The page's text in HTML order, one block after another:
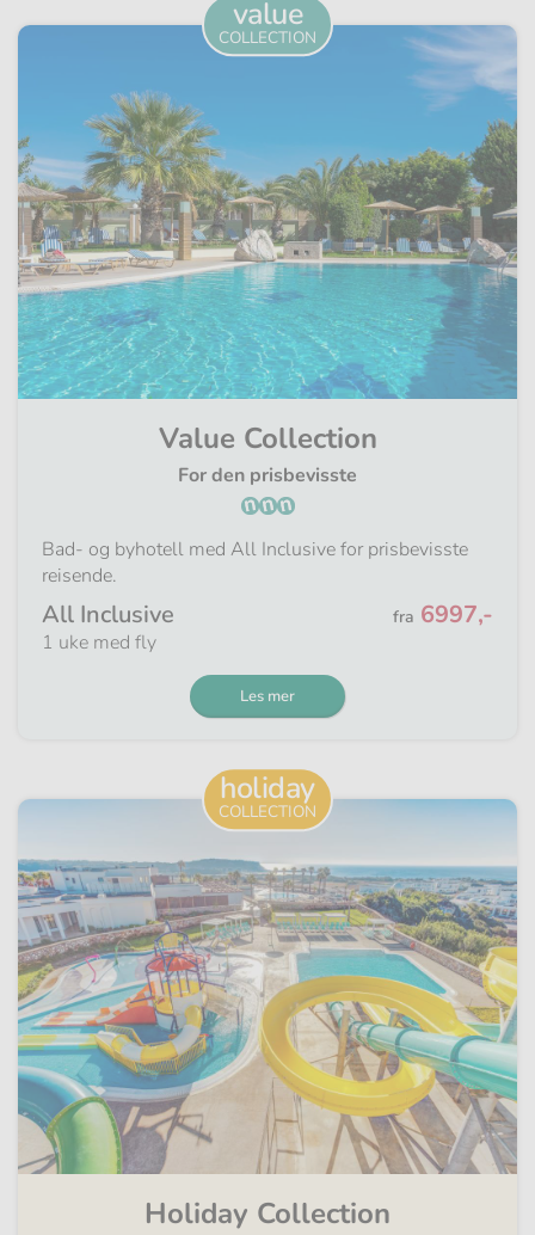
value
COLLECTION
Value Collection
For den prisbevisste
Bad- og byhotell med All Inclusive for prisbevisste
reisende.
All Inclusive Fra
fra 6997,-
1 uke med fly
Les mer
holiday
COLLECTION
Holiday Collection